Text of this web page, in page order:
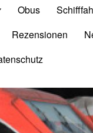
Obus
Rezensionen